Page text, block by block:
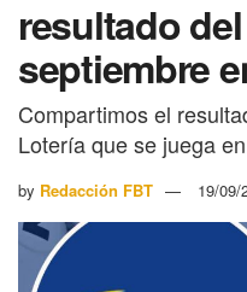
resultado
septiembre
Compartimos el
Lotería que se juega
by Redacción FBT 19/09/